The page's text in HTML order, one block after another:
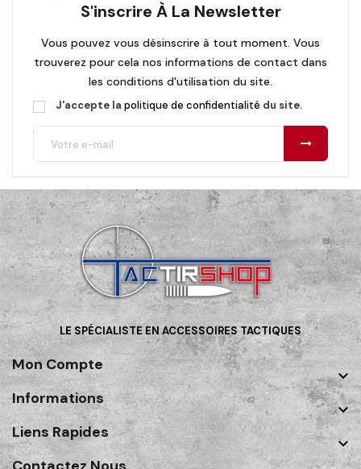
S'inscrire À La Newsletter
Vous pouvez vous désinscrire à tout moment. Vous
trouverez pour cela nos informations de contact dans
les conditions d'utilisation du site.
J'accepte la politique de confidentialité du site.
LE SPÉCIALISTE EN ACCESSOIRES TACTIQUES
Mon Compte

Informations

Liens Rapides
